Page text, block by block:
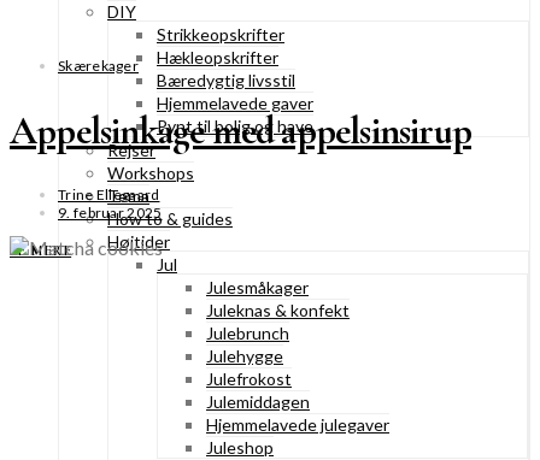
DIY
Strikkeopskrifter
Hækleopskrifter
Bæredygtig livsstil
Hjemmelavede gaver
Pynt til bolig og have
Rejser
Workshops
Tema
How to & guides
Højtider
Jul
Julesmåkager
Juleknas & konfekt
Julebrunch
Julehygge
Julefrokost
Julemiddagen
Hjemmelavede julegaver
Juleshop
Skærekager
Appelsinkage med appelsinsirup
Trine Ellegaard
9. februar 2025
SE MERE